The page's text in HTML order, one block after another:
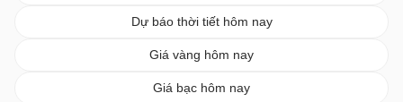
Dự báo thời tiết hôm nay
Giá vàng hôm nay
Giá bạc hôm nay